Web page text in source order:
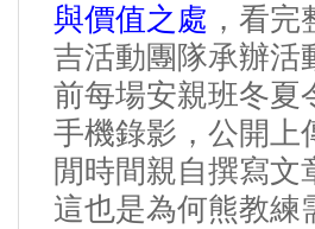
與價值之處 ，看
吉活動團隊承辦活
前每場安親班冬夏
手機錄影，公開上
閒時間親自撰寫
這也是為何熊教練